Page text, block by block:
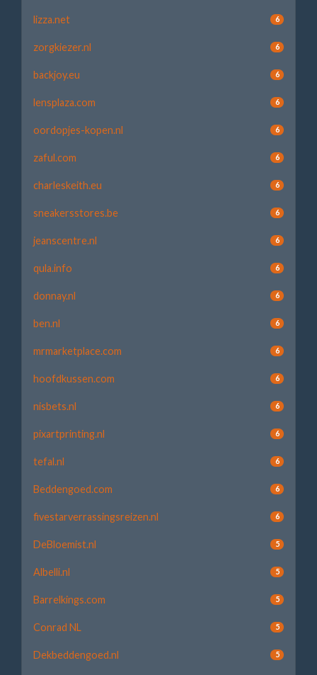
lizza.net 6
zorgkiezer.nl 6
backjoy.eu 6
lensplaza.com 6
oordopjes-kopen.nl 6
zaful.com 6
charleskeith.eu 6
sneakersstores.be 6
jeanscentre.nl 6
qula.info 6
donnay.nl 6
ben.nl 6
mrmarketplace.com 6
hoofdkussen.com 6
nisbets.nl 6
pixartprinting.nl 6
tefal.nl 6
Beddengoed.com 6
fivestarverrassingsreizen.nl 6
DeBloemist.nl 5
Albelli.nl 5
Barrelkings.com 5
Conrad NL 5
Dekbeddengoed.nl 5